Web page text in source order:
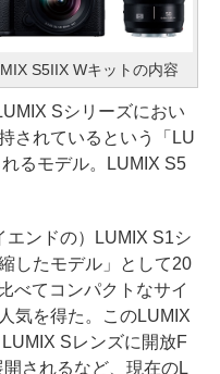
S5IIX Wキットの内容
Sシリーズにおい
されているという「LU
るモデル。LUMIX S5
ンドの）LUMIX S1シ
したモデル」として20
べてコンパクトなサイ
気を得た。このLUMIX
Sレンズに開放F
されるなど、現在のL